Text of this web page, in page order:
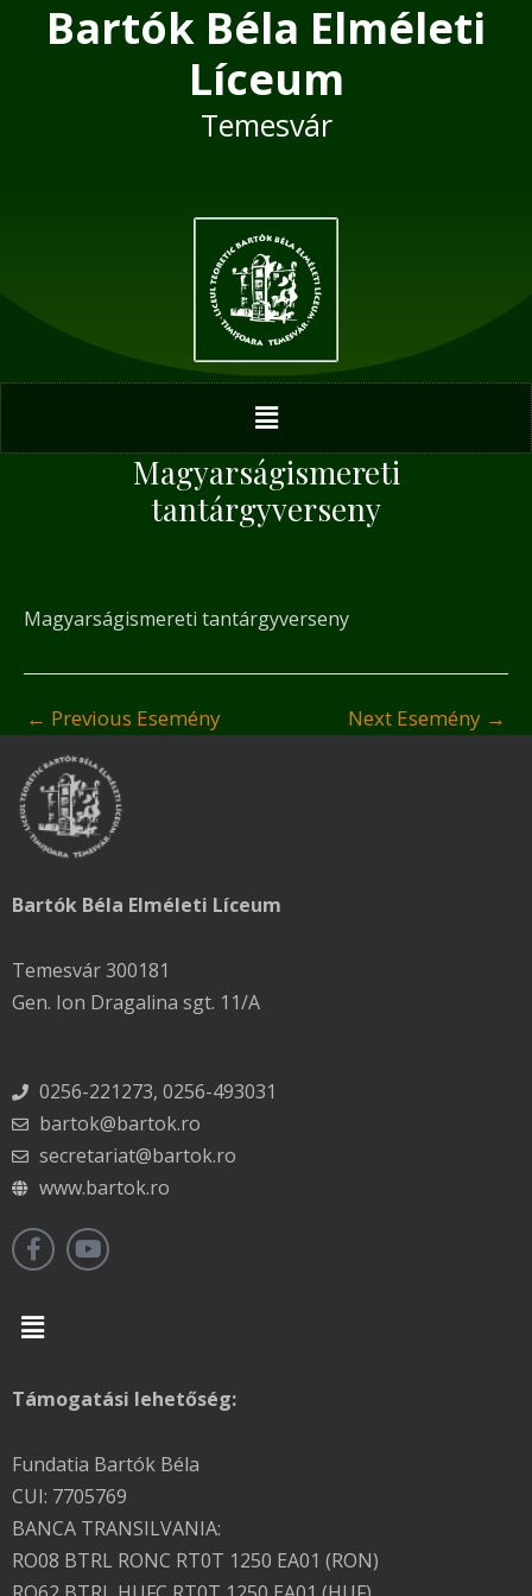
Bartók Béla Elméleti
Líceum
Temesvár
Menu
Magyarságismereti
tantárgyverseny
Magyarságismereti tantárgyverseny
Post
navigation
← Previous Esemény Next Esemény →
Bartók Béla Elméleti Líceum
Temesvár 300181
Gen. Ion Dragalina sgt. 11/A
0256-221273, 0256-493031
bartok@bartok.ro
secretariat@bartok.ro
www.bartok.ro
Menu
Támogatási lehetőség:
Fundatia Bartók Béla
CUI: 7705769
BANCA TRANSILVANIA:
RO08 BTRL RONC RT0T 1250 EA01 (RON)